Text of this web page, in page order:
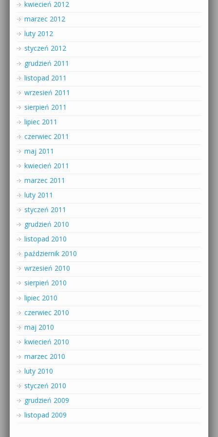
kwiecień 2012
marzec 2012
luty 2012
styczeń 2012
grudzień 2011
listopad 2011
wrzesień 2011
sierpień 2011
lipiec 2011
czerwiec 2011
maj 2011
kwiecień 2011
marzec 2011
luty 2011
styczeń 2011
grudzień 2010
listopad 2010
październik 2010
wrzesień 2010
sierpień 2010
lipiec 2010
czerwiec 2010
maj 2010
kwiecień 2010
marzec 2010
luty 2010
styczeń 2010
grudzień 2009
listopad 2009